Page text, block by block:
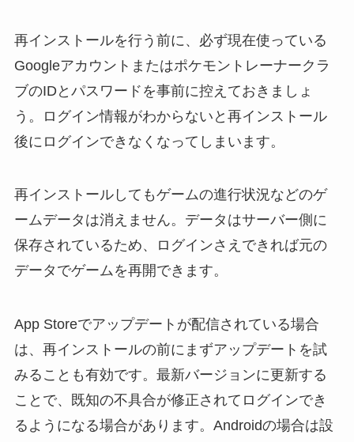
再インストールを行う前に、必ず現在使っている
Googleアカウントまたはポケモントレーナークラ
ブのIDとパスワードを事前に控えておきましょ
う。ログイン情報がわからないと再インストール
後にログインできなくなってしまいます。
再インストールしてもゲームの進行状況などのゲ
ームデータは消えません。データはサーバー側に
保存されているため、ログインさえできれば元の
データでゲームを再開できます。
App Storeでアップデートが配信されている場合
は、再インストールの前にまずアップデートを試
みることも有効です。最新バージョンに更新する
ことで、既知の不具合が修正されてログインでき
るようになる場合があります。Androidの場合は設